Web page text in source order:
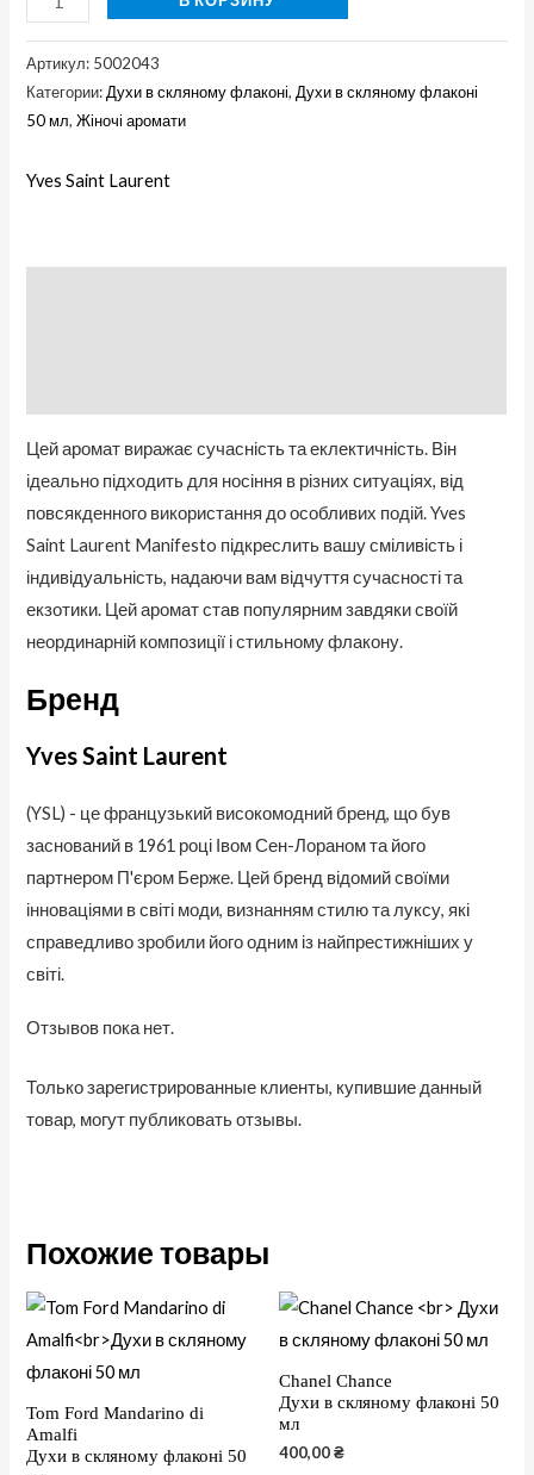
Артикул: 5002043
Категории:Духи в скляному флаконі,Духи в скляному флаконі
50 мл,Жіночі аромати
Yves Saint Laurent
Цей аромат виражає сучасність та еклектичність. Він
ідеально підходить для носіння в різних ситуаціях, від
повсякденного використання до особливих подій. Yves
Saint Laurent Manifesto підкреслить вашу сміливість і
індивідуальність, надаючи вам відчуття сучасності та
екзотики. Цей аромат став популярним завдяки своїй
неординарній композиції і стильному флакону.
Бренд
Yves Saint Laurent
(YSL) - це французький високомодний бренд, що був
заснований в 1961 році Івом Сен-Лораном та його
партнером П'єром Берже. Цей бренд відомий своїми
інноваціями в світі моди, визнанням стилю та луксу, які
справедливо зробили його одним із найпрестижніших у
світі.
Отзывов пока нет.
Только зарегистрированные клиенты, купившие данный
товар, могут публиковать отзывы.
Похожие товары
Tom Ford Mandarino di
Amalfi
Духи в скляному флаконі 50
Chanel Chance
Духи в скляному флаконі 50
мл
400,00₴